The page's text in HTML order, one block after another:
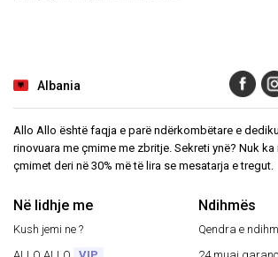
Albania
Allo Allo është faqja e parë ndërkombëtare e
rinovuara me çmime me zbritje. Sekreti ynë? Nuk
çmimet deri në 30% më të lira se mesatarja e tregut.
Në lidhje me
Kush jemi ne ?
Ndihmës
Qendra e